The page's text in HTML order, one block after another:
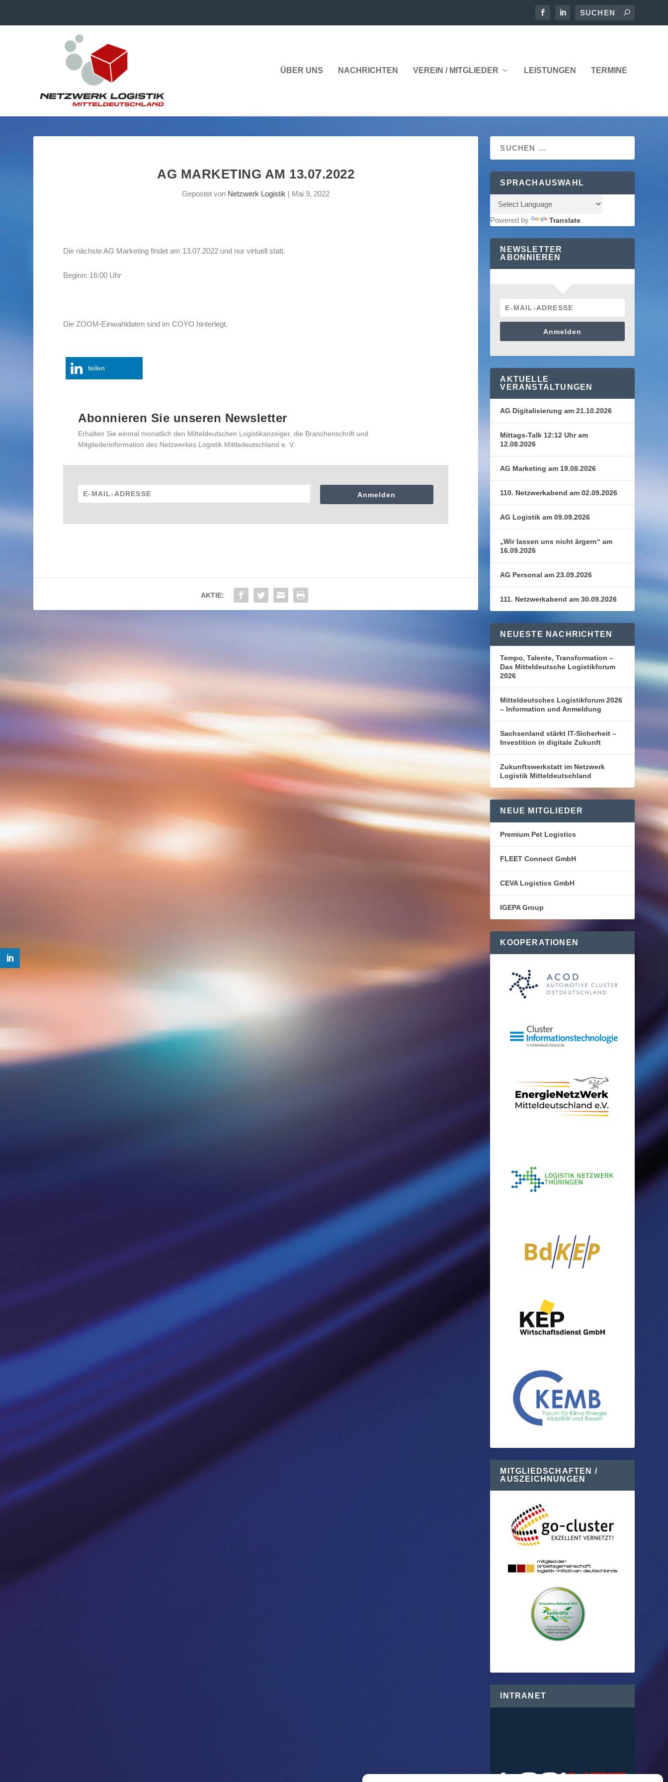
ÜBER UNS NACHRICHTEN VEREIN / MITGLIEDER LEISTUNGEN TERMINE
AG MARKETING AM 13.07.2022
Gepostet von Netzwerk Logistik | Mai 9, 2022
Die nächste AG Marketing findet am 13.07.2022 und nur virtuell statt.
Beginn: 16:00 Uhr
Die ZOOM-Einwahldaten sind im COYO hinterlegt.
teilen
Abonnieren Sie unseren Newsletter
Erhalten Sie einmal monatlich den Mitteldeutschen Logistikanzeiger, die Branchenschrift und
Mitgliederinformation des Netzwerkes Logistik Mittledeutschland e. V.
Anmelden
AKTIE:
SPRACHAUSWAHL
Powered by Translate
NEWSLETTER
ABONNIEREN
Anmelden
AKTUELLE
VERANSTALTUNGEN
AG Digitalisierung am 21.10.2026
Mittags-Talk 12:12 Uhr am
12.08.2026
AG Marketing am 19.08.2026
110. Netzwerkabend am 02.09.2026
AG Logistik am 09.09.2026
„Wir lassen uns nicht ärgern“ am
16.09.2026
AG Personal am 23.09.2026
111. Netzwerkabend am 30.09.2026
NEUESTE NACHRICHTEN
Tempo, Talente, Transformation –
Das Mitteldeutsche Logistikforum
2026
Mitteldeutsches Logistikforum 2026
– Information und Anmeldung
Sachsenland stärkt IT-Sicherheit –
Investition in digitale Zukunft
Zukunftswerkstatt im Netzwerk
Logistik Mitteldeutschland
NEUE MITGLIEDER
Premium Pet Logistics
FLEET Connect GmbH
CEVA Logistics GmbH
IGEPA Group
KOOPERATIONEN
MITGLIEDSCHAFTEN /
AUSZEICHNUNGEN
INTRANET